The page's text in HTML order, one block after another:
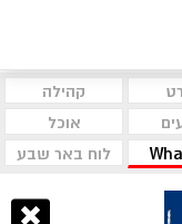
קהילה
אוכל
לוח באר שבע